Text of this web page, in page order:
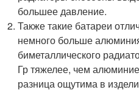
большее давление.
Также такие батареи
немного больше
биметаллического
Гр тяжелее, чем
разница ощутима в